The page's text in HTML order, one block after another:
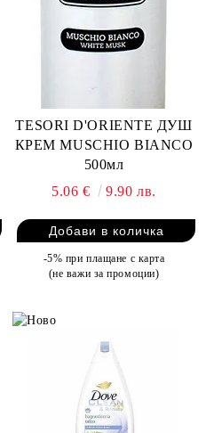
TESORI D'ORIENTE ДУШ
КРЕМ MUSCHIO BIANCO
500мл
5.06 €
9.90 лв.
-5% при плащане с карта
(не важи за промоции)